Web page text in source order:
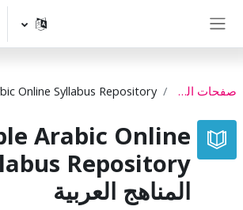
صفحات الموقع
Arabic Online
المناهج العربية